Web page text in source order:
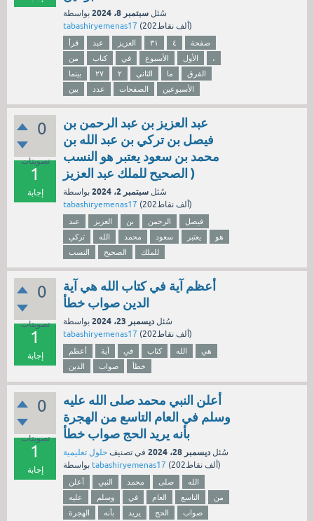
سُئل سبتمبر 8، 2024
بواسطة
tabashiryemenas17 ( 202ألفنقاط)
قرأ عبد العزيز ٣١ ٤
صفحة
من
كتاب في الأسبوع الأول
،
بينما
۲۷ ۲ الثاني ما
الفرق
بين
عدد الصفحات الأسبوعين
0
تصويتات
1
إجابة
عبد العزيز بن عبد الرحمن بن
فيصل بن تركي بن عبد الله بن
محمد بن سعود يعتبر هو النسب
الصحيح للملك عبد العزيز )
سُئل سبتمبر 2، 2024
بواسطة
tabashiryemenas17 ( 202ألفنقاط)
عبد العزيز بن الرحمن
فيصل
تركي
الله محمد سعود يعتبر
هو
النسب
الصحيح للملك
0
تصويتات
1
إجابة
أعظم آية في كتاب الله هي آية
الدين صواب خطأ
سُئل ديسمبر 23، 2024
بواسطة
tabashiryemenas17 ( 202ألفنقاط)
أعظم آية في كتاب الله
هي
الدين
صواب خطأ
0
تصويتات
1
إجابة
أعلن النبي محمد صلى الله عليه
وسلم في العام التاسع من الهجرة
بأنه يريد الحج صواب خطأ
سُئل ديسمبر 28، 2024 في تصنيف حلول تعليمية
tabashiryemenas17 ( 202ألفنقاط)
أعلن النبي محمد صلى
الله
عليه
وسلم في العام التاسع
من
الهجرة
بأنه يريد الحج
صواب